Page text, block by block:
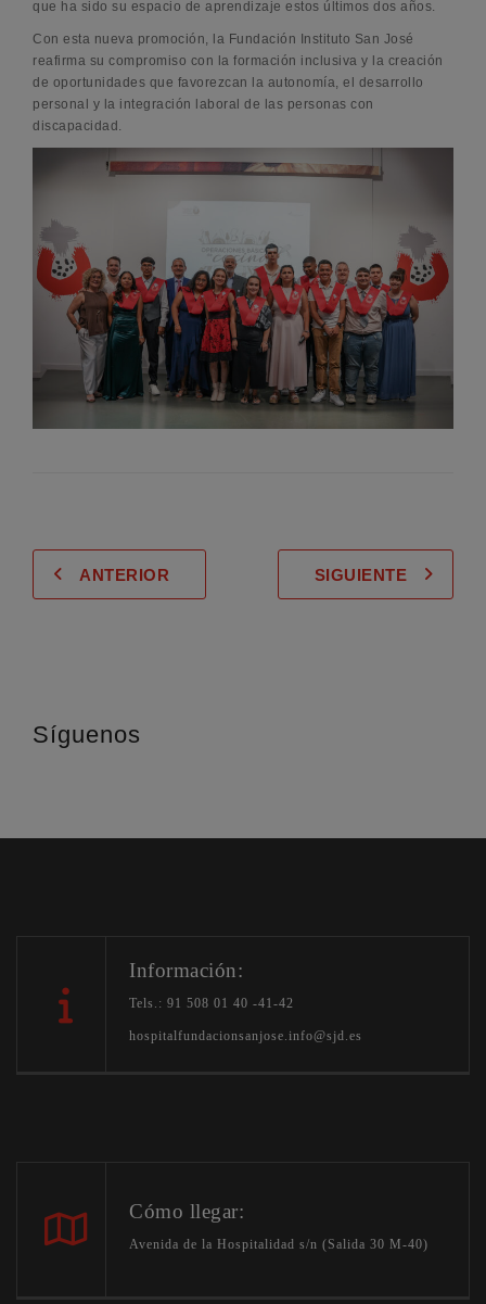
que ha sido su espacio de aprendizaje estos últimos dos años.
Con esta nueva promoción, la Fundación Instituto San José
reafirma su compromiso con la formación inclusiva y la creación
de oportunidades que favorezcan la autonomía, el desarrollo
personal y la integración laboral de las personas con
discapacidad.
ANTERIOR SIGUIENTE
Síguenos
Información:
Tels.: 91 508 01 40 -41-42
hospitalfundacionsanjose.info@sjd.es
Cómo llegar:
Avenida de la Hospitalidad s/n (Salida 30 M-40)